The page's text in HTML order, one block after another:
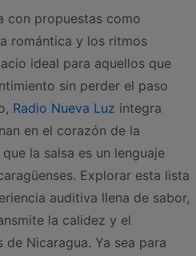
con propuestas como
romántica y los ritmos
ideal para aquellos que
sin perder el paso
Radio Nueva Luz integra
en el corazón de la
la salsa es un lenguaje
Explorar esta lista
auditiva llena de sabor,
la calidez y el
Nicaragua. Ya sea para